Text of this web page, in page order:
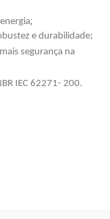
;
e durabilidade;
segurança na
IEC 62271- 200.